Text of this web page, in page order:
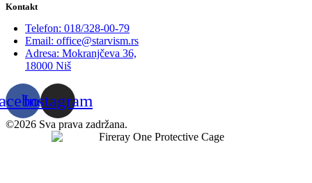
Kontakt
Telefon: 018/328-00-79
Email: office@starvism.rs
Adresa: Mokranjčeva 36,
18000 Niš
Instagram
©2026 Sva prava zadržana.